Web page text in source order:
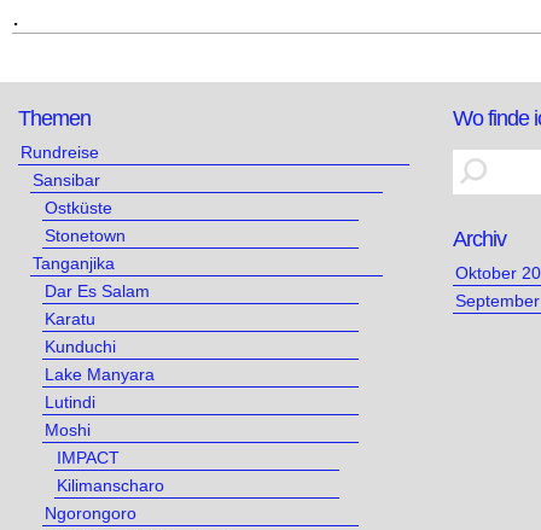
.
Themen
Rundreise
Sansibar
Ostküste
Stonetown
Tanganjika
Dar Es Salam
Karatu
Kunduchi
Lake Manyara
Lutindi
Moshi
IMPACT
Kilimanscharo
Ngorongoro
Wo finde
Archiv
Oktober